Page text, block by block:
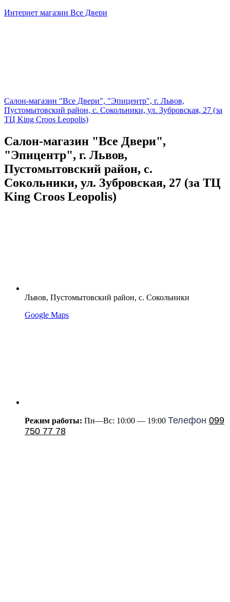
Интернет магазин Все Двери
Салон-магазин "Все Двери", "Эпицентр", г. Львов,
Пустомытовский район, с. Сокольники, ул. Зубровская, 27 (за
ТЦ King Croos Leopolis)
Салон-магазин "Все Двери",
"Эпицентр", г. Львов,
Пустомытовский район, с.
Сокольники, ул. Зубровская, 27 (за ТЦ
King Croos Leopolis)
Львов, Пустомытовский район, с. Сокольники
Google Maps
Режим работы: Пн—Вс: 10:00 — 19:00 Телефон 099
750 77 78